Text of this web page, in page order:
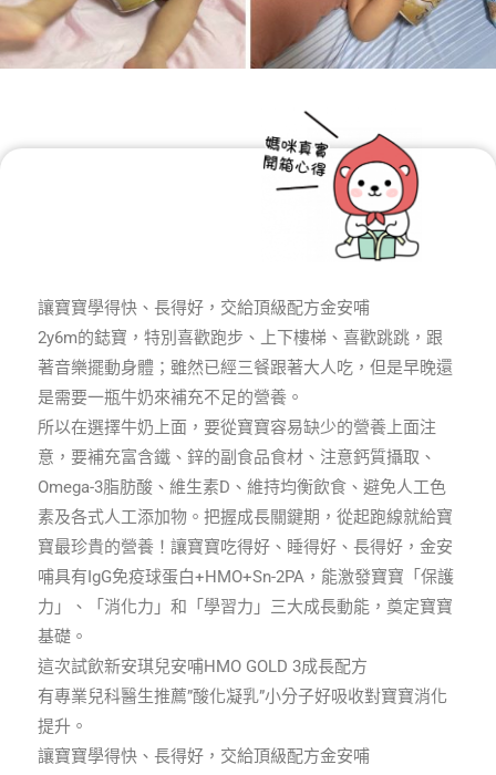
讓寶寶學得快、長得好，交給頂級配方金安哺
2y6m的鋕寶，特別喜歡跑步、上下樓梯、喜歡跳跳，跟
著音樂擺動身體；雖然已經三餐跟著大人吃，但是早晚還
是需要一瓶牛奶來補充不足的營養。
所以在選擇牛奶上面，要從寶寶容易缺少的營養上面注
意，要補充富含鐵、鋅的副食品食材、注意鈣質攝取、
Omega-3脂肪酸、維生素D、維持均衡飲食、避免人工色
素及各式人工添加物。把握成長關鍵期，從起跑線就給寶
寶最珍貴的營養！讓寶寶吃得好、睡得好、長得好，金安
哺具有IgG免疫球蛋白+HMO+Sn-2PA，能激發寶寶「保護
力」、「消化力」和「學習力」三大成長動能，奠定寶寶
基礎。
這次試飲新安琪兒安哺HMO GOLD 3成長配方
有專業兒科醫生推薦”酸化凝乳”小分子好吸收對寶寶消化
提升。
讓寶寶學得快、長得好，交給頂級配方金安哺